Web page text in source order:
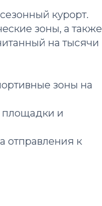
курорт.
зоны, а также
на тысячи
зоны на
и
отправления к